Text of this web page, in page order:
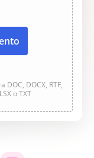
DOCX, RTF,
o TXT